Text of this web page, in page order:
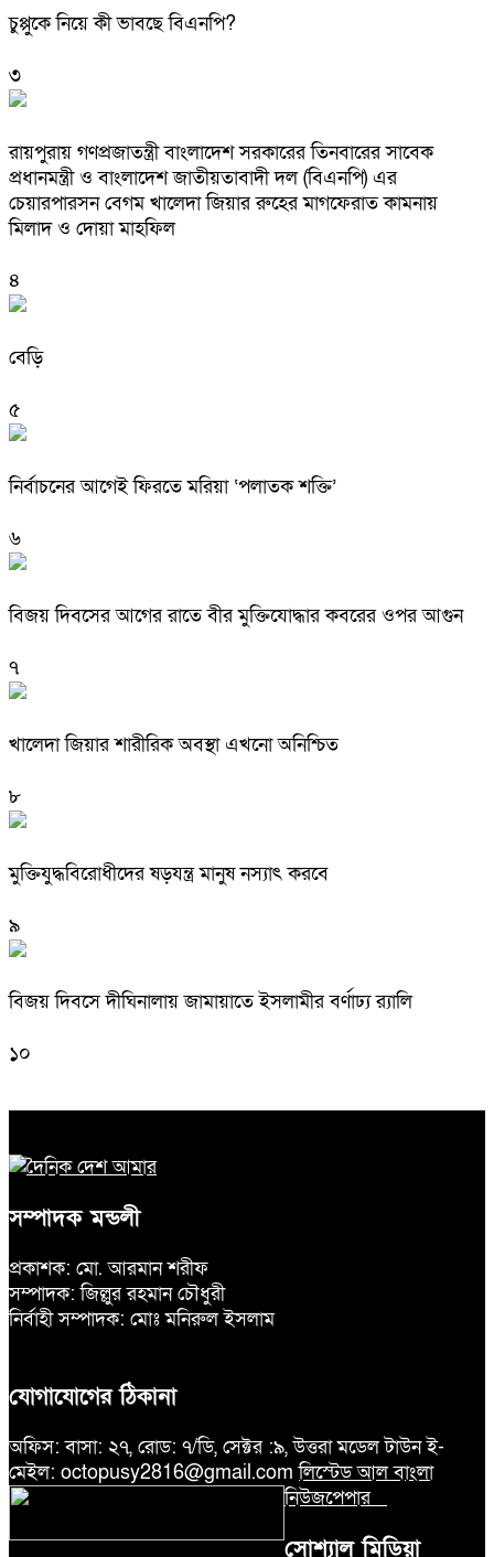
চুপ্পুকে নিয়ে কী ভাবছে বিএনপি?
৩
রায়পুরায় গণপ্রজাতন্ত্রী বাংলাদেশ সরকারের তিনবারের সাবেক
প্রধানমন্ত্রী ও বাংলাদেশ জাতীয়তাবাদী দল (বিএনপি) এর
চেয়ারপারসন বেগম খালেদা জিয়ার রুহের মাগফেরাত কামনায়
মিলাদ ও দোয়া মাহফিল
৪
বেড়ি
৫
নির্বাচনের আগেই ফিরতে মরিয়া ‘পলাতক শক্তি’
৬
বিজয় দিবসের আগের রাতে বীর মুক্তিযোদ্ধার কবরের ওপর আগুন
৭
খালেদা জিয়ার শারীরিক অবস্থা এখনো অনিশ্চিত
৮
মুক্তিযুদ্ধবিরোধীদের ষড়যন্ত্র মানুষ নস্যাৎ করবে
৯
বিজয় দিবসে দীঘিনালায় জামায়াতে ইসলামীর বর্ণাঢ্য র‍্যালি
১০
সম্পাদক মন্ডলী
প্রকাশক: মো. আরমান শরীফ
সম্পাদক: জিল্লুর রহমান চৌধুরী
নির্বাহী সম্পাদক: মোঃ মনিরুল ইসলাম
যোগাযোগের ঠিকানা
অফিস: বাসা: ২৭, রোড: ৭/ডি, সেক্টর :৯, উত্তরা মডেল টাউন ই-
মেইল: octopusy2816@gmail.comলিস্টেড আল বাংলা
নিউজপেপার
সোশ্যাল মিডিয়া